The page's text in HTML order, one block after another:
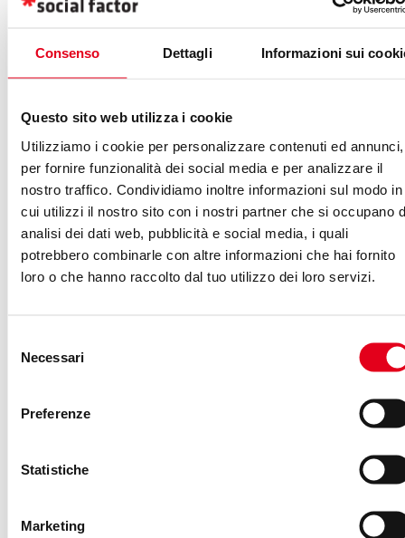
Consenso Dettagli Informazioni sui
Questo sito web utilizza i cookie
Utilizziamo i cookie per personalizzare contenuti ed annunci,
per fornire funzionalità dei social media e per analizzare il
nostro traffico. Condividiamo inoltre informazioni sul modo in
cui utilizzi il nostro sito con i nostri partner che si occupano
analisi dei dati web, pubblicità e social media, i quali
potrebbero combinarle con altre informazioni che hai fornito
loro o che hanno raccolto dal tuo utilizzo dei loro servizi.
delNecessari
Preferenze
Statistiche
Marketing
Bravi Farmacie sceglie Social
Factor per migliorare le
commerce farmaceutico
AVENTURI -29/10/2019 ECOMMERCE
Ottimizzare e aumentare i processi di
principale della digital agency scelta dallo